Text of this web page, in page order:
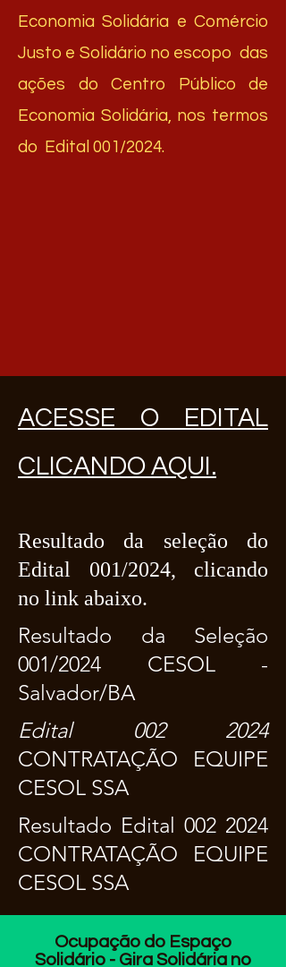
Economia Solidária e Comércio
Justo e Solidário no escopo das
ações do Centro Público de
Economia Solidária, nos termos
do Edital 001/2024.
ACESSE O EDITAL
CLICANDO AQUI.
Resultado da seleção do
Edital 001/2024, clicando
no link abaixo.
Resultado da Seleção
001/2024 CESOL-
Salvador/BA
Edital 002 2024
CONTRATAÇÃO EQUIPE
CESOL SSA
Resultado Edital 002 2024
CONTRATAÇÃO EQUIPE
CESOL SSA
Ocupação do Espaço
Solidário - Gira Solidária no